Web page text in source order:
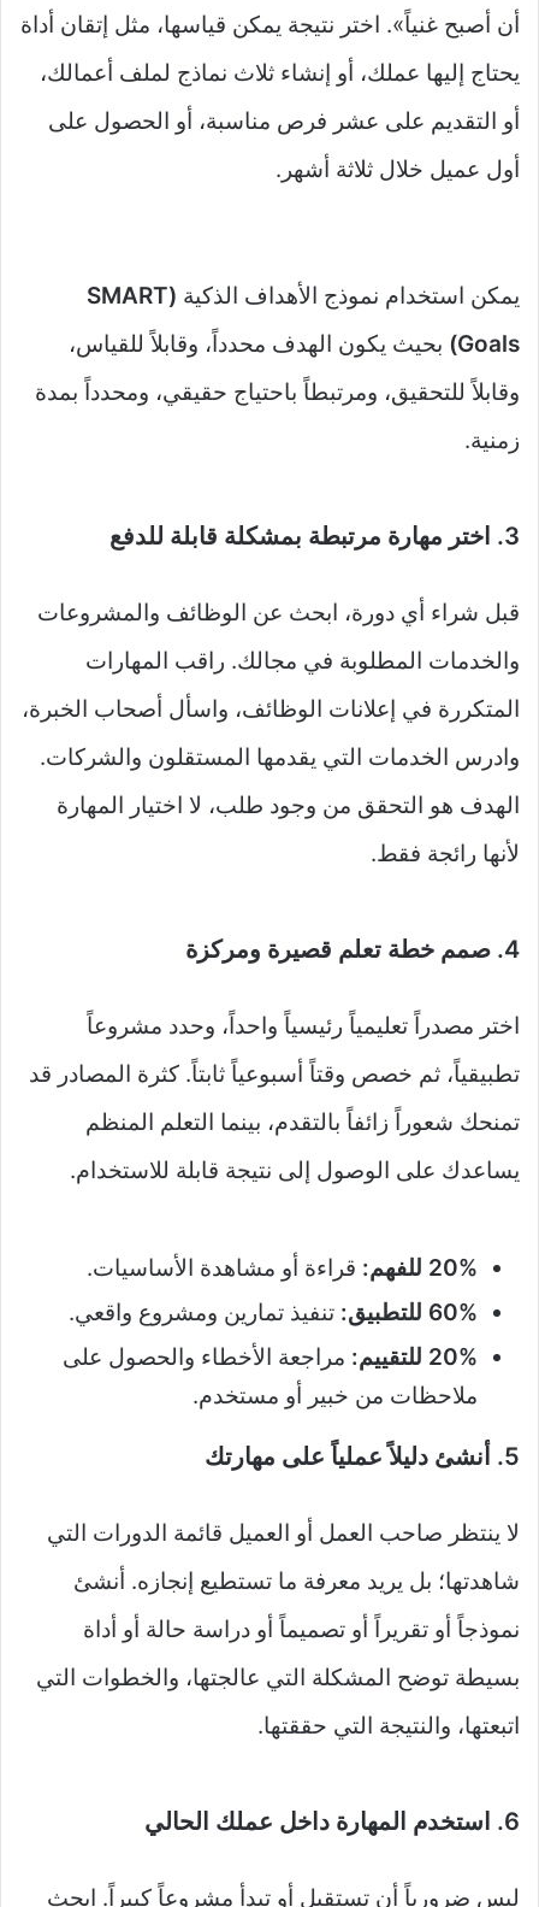
أن أصبح غنياً». اختر نتيجة يمكن قياسها، مثل إتقان أداة
يحتاج إليها عملك، أو إنشاء ثلاث نماذج لملف أعمالك،
أو التقديم على عشر فرص مناسبة، أو الحصول على
أول عميل خلال ثلاثة أشهر.
يمكن استخدام نموذج الأهداف الذكية
(SMART
Goals)
بحيث يكون الهدف محدداً، وقابلاً للقياس،
وقابلاً للتحقيق، ومرتبطاً باحتياج حقيقي، ومحدداً بمدة
زمنية.
3. اختر مهارة مرتبطة بمشكلة قابلة للدفع
قبل شراء أي دورة، ابحث عن الوظائف والمشروعات
والخدمات المطلوبة في مجالك. راقب المهارات
المتكررة في إعلانات الوظائف، واسأل أصحاب الخبرة،
وادرس الخدمات التي يقدمها المستقلون والشركات.
الهدف هو التحقق من وجود طلب، لا اختيار المهارة
لأنها رائجة فقط.
4. صمم خطة تعلم قصيرة ومركزة
اختر مصدراً تعليمياً رئيسياً واحداً، وحدد مشروعاً
تطبيقياً، ثم خصص وقتاً أسبوعياً ثابتاً. كثرة المصادر قد
تمنحك شعوراً زائفاً بالتقدم، بينما التعلم المنظم
يساعدك على الوصول إلى نتيجة قابلة للاستخدام.
20% للفهم:
قراءة أو مشاهدة الأساسيات.
60% للتطبيق:
تنفيذ تمارين ومشروع واقعي.
20% للتقييم:
مراجعة الأخطاء والحصول على
ملاحظات من خبير أو مستخدم.
5. أنشئ دليلاً عملياً على مهارتك
لا ينتظر صاحب العمل أو العميل قائمة الدورات التي
شاهدتها؛ بل يريد معرفة ما تستطيع إنجازه. أنشئ
نموذجاً أو تقريراً أو تصميماً أو دراسة حالة أو أداة
بسيطة توضح المشكلة التي عالجتها، والخطوات التي
اتبعتها، والنتيجة التي حققتها.
6. استخدم المهارة داخل عملك الحالي
ليس ضرورياً أن تستقيل أو تبدأ مشروعاً كبيراً. ابحث